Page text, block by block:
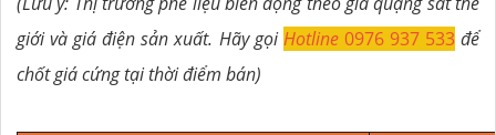
giới và giá điện sản xuất. Hãy gọiHotline 0976 937 533 để
chốt giá cứng tại thời điểm bán)